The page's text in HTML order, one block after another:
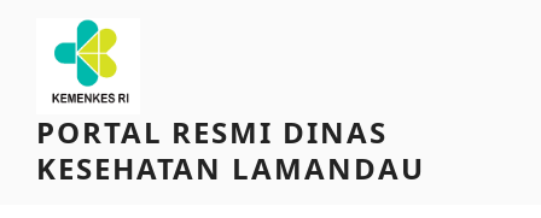
content
PORTAL RESMI DINAS
KESEHATAN LAMANDAU